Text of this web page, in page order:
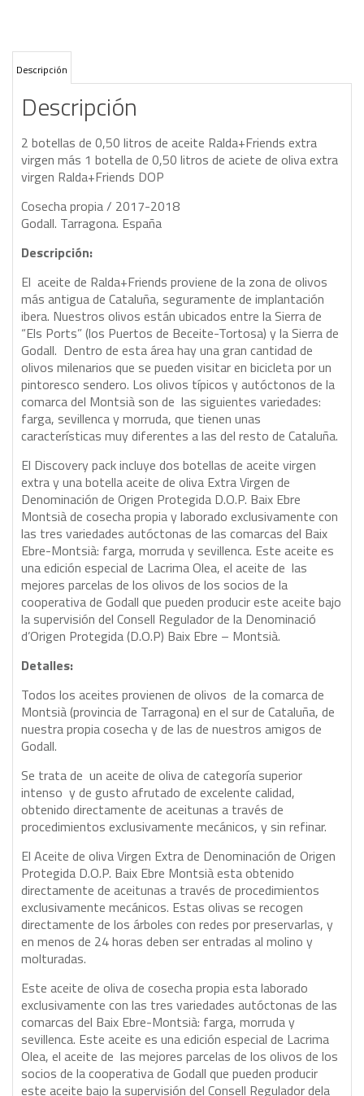
Descripción
Descripción
2 botellas de 0,50 litros de aceite Ralda+Friends extra
virgen más 1 botella de 0,50 litros de aciete de oliva extra
virgen Ralda+Friends DOP
Cosecha propia / 2017-2018
Godall. Tarragona. España
Descripción:
El aceite de Ralda+Friends proviene de la zona de olivos
más antigua de Cataluña, seguramente de implantación
ibera. Nuestros olivos están ubicados entre la Sierra de
“Els Ports” (los Puertos de Beceite-Tortosa) y la Sierra de
Godall. Dentro de esta área hay una gran cantidad de
olivos milenarios que se pueden visitar en bicicleta por un
pintoresco sendero. Los olivos típicos y autóctonos de la
comarca del Montsià son de las siguientes variedades:
farga, sevillenca y morruda, que tienen unas
características muy diferentes a las del resto de Cataluña.
El Discovery pack incluye dos botellas de aceite virgen
extra y una botella aceite de oliva Extra Virgen de
Denominación de Origen Protegida D.O.P. Baix Ebre
Montsià de cosecha propia y laborado exclusivamente con
las tres variedades autóctonas de las comarcas del Baix
Ebre-Montsià: farga, morruda y sevillenca. Este aceite es
una edición especial de Lacrima Olea, el aceite de las
mejores parcelas de los olivos de los socios de la
cooperativa de Godall que pueden producir este aceite bajo
la supervisión del Consell Regulador de la Denominació
d’Origen Protegida (D.O.P) Baix Ebre – Montsià.
Detalles:
Todos los aceites provienen de olivos de la comarca de
Montsià (provincia de Tarragona) en el sur de Cataluña, de
nuestra propia cosecha y de las de nuestros amigos de
Godall.
Se trata de un aceite de oliva de categoría superior
intenso y de gusto afrutado de excelente calidad,
obtenido directamente de aceitunas a través de
procedimientos exclusivamente mecánicos, y sin refinar.
El Aceite de oliva Virgen Extra de Denominación de Origen
Protegida D.O.P. Baix Ebre Montsià esta obtenido
directamente de aceitunas a través de procedimientos
exclusivamente mecánicos. Estas olivas se recogen
directamente de los árboles con redes por preservarlas, y
en menos de 24 horas deben ser entradas al molino y
molturadas.
Este aceite de oliva de cosecha propia esta laborado
exclusivamente con las tres variedades autóctonas de las
comarcas del Baix Ebre-Montsià: farga, morruda y
sevillenca. Este aceite es una edición especial de Lacrima
Olea, el aceite de las mejores parcelas de los olivos de los
socios de la cooperativa de Godall que pueden producir
este aceite bajo la supervisión del Consell Regulador dela